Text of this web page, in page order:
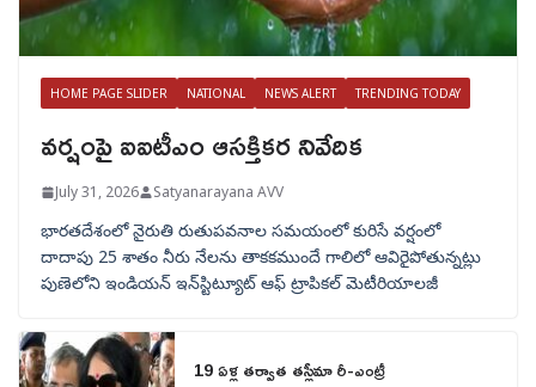
HOME PAGE SLIDER NATIONAL NEWS ALERT TRENDING TODAY
వర్షంపై ఐఐటీఎం ఆసక్తికర నివేదిక
July 31, 2026 Satyanarayana AVV
భారతదేశంలో నైరుతి రుతుపవనాల సమయంలో కురిసే వర్షంలో
దాదాపు 25 శాతం నీరు నేలను తాకకముందే గాలిలో ఆవిరైపోతున్నట్లు
పుణెలోని ఇండియన్ ఇన్‌స్టిట్యూట్ ఆఫ్ ట్రాపికల్ మెటీరియాలజీ
19 ఏళ్ల తర్వాత తస్లీమా రీ-ఎంట్రీ